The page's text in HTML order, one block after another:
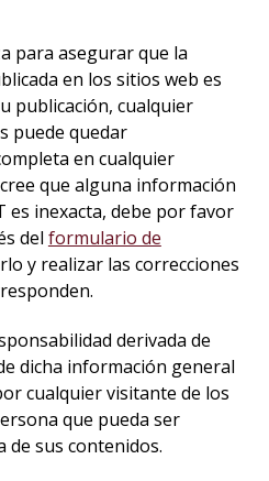
para asegurar que la
en los sitios web es
publicación, cualquier
puede quedar
en cualquier
que alguna información
es inexacta, debe por favor
del formulario de
y realizar las correcciones
derivada de
dicha información general
cualquier visitante de los
que pueda ser
de sus contenidos.